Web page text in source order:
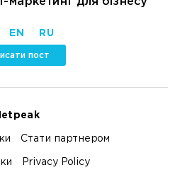
EN RU
пост
Стати партнером
Privacy Policy